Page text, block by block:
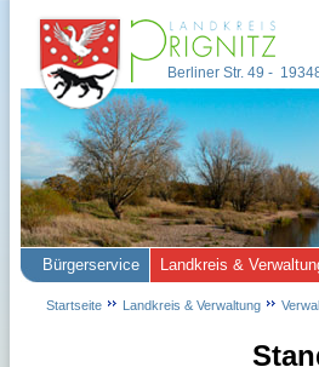
Berliner Str. 49 -
Bürgerservice Landkreis &
Startseite Landkreis & Verwaltung